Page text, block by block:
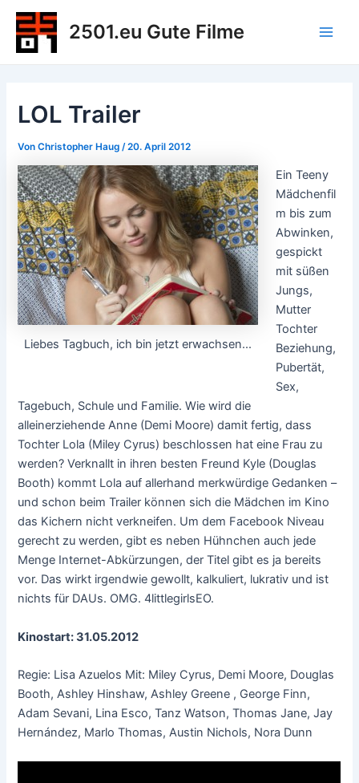
Zum
Inhalt
springen
2501.eu Gute Filme
LOL Trailer
VonChristopher Haug/20. April 2012
Liebes Tagbuch, ich bin jetzt erwachsen...
Ein Teeny
Mädchenfil
m bis zum
Abwinken,
gespickt
mit süßen
Jungs,
Mutter
Tochter
Beziehung,
Pubertät,
Sex,
Tagebuch, Schule und Familie. Wie wird die
alleinerziehende Anne (Demi Moore) damit fertig, dass
Tochter Lola (Miley Cyrus) beschlossen hat eine Frau zu
werden? Verknallt in ihren besten Freund Kyle (Douglas
Booth) kommt Lola auf allerhand merkwürdige Gedanken –
und schon beim Trailer können sich die Mädchen im Kino
das Kichern nicht verkneifen. Um dem Facebook Niveau
gerecht zu werden, gibt es neben Hühnchen auch jede
Menge Internet-Abkürzungen, der Titel gibt es ja bereits
vor. Das wirkt irgendwie gewollt, kalkuliert, lukrativ und ist
nichts für DAUs. OMG. 4littlegirlsEO.
Kinostart: 31.05.2012
Regie: Lisa Azuelos Mit: Miley Cyrus, Demi Moore, Douglas
Booth, Ashley Hinshaw, Ashley Greene , George Finn,
Adam Sevani, Lina Esco, Tanz Watson, Thomas Jane, Jay
Hernández, Marlo Thomas, Austin Nichols, Nora Dunn